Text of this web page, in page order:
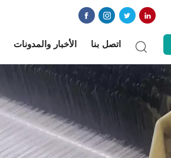
الأخبار والمدونات اتصل بنا